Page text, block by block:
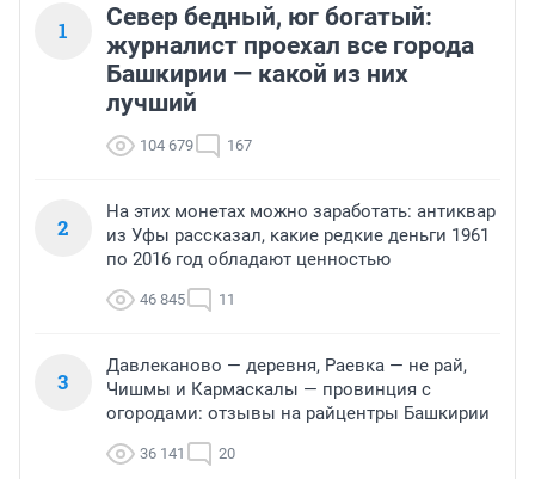
1
Север бедный, юг богатый:
журналист проехал все города
Башкирии — какой из них
лучший
104 679 167
2
На этих монетах можно заработать: антиквар
из Уфы рассказал, какие редкие деньги 1961
по 2016 год обладают ценностью
46 845 11
3
Давлеканово — деревня, Раевка — не рай,
Чишмы и Кармаскалы — провинция с
огородами: отзывы на райцентры Башкирии
36 141 20